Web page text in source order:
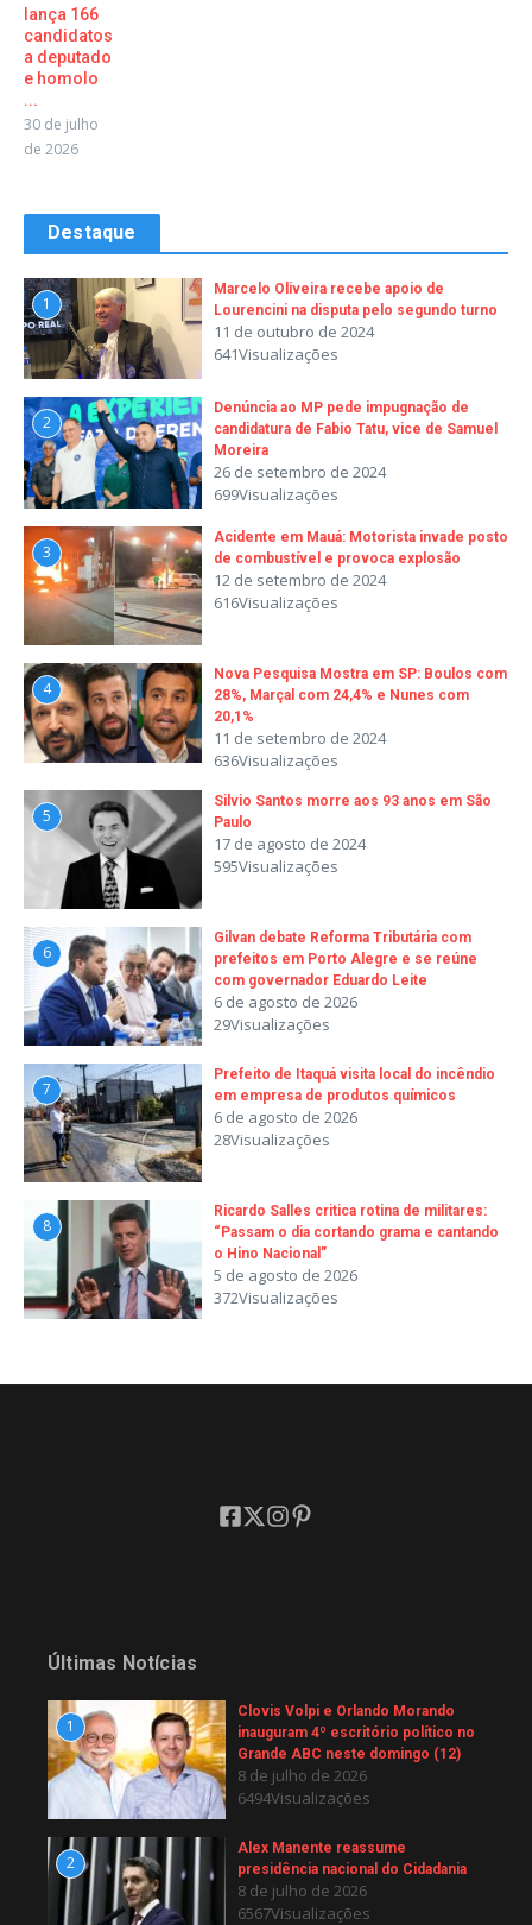
lança 166
candidatos
a deputado
e homolo
...
30 de julho
de 2026
Destaque
1
Marcelo Oliveira recebe apoio de
Lourencini na disputa pelo segundo turno
11 de outubro de 2024
641Visualizações
2
Denúncia ao MP pede impugnação de
candidatura de Fabio Tatu, vice de Samuel
Moreira
26 de setembro de 2024
699Visualizações
3
Acidente em Mauá: Motorista invade posto
de combustível e provoca explosão
12 de setembro de 2024
616Visualizações
4
Nova Pesquisa Mostra em SP: Boulos com
28%, Marçal com 24,4% e Nunes com
20,1%
11 de setembro de 2024
636Visualizações
5
Silvio Santos morre aos 93 anos em São
Paulo
17 de agosto de 2024
595Visualizações
6
Gilvan debate Reforma Tributária com
prefeitos em Porto Alegre e se reúne
com governador Eduardo Leite
6 de agosto de 2026
29Visualizações
7
Prefeito de Itaquá visita local do incêndio
em empresa de produtos químicos
6 de agosto de 2026
28Visualizações
8
Ricardo Salles critica rotina de militares:
“Passam o dia cortando grama e cantando
o Hino Nacional”
5 de agosto de 2026
372Visualizações
Últimas Notícias
1
Clovis Volpi e Orlando Morando
inauguram 4º escritório político no
Grande ABC neste domingo (12)
8 de julho de 2026
6494Visualizações
2
Alex Manente reassume
presidência nacional do Cidadania
8 de julho de 2026
6567Visualizações